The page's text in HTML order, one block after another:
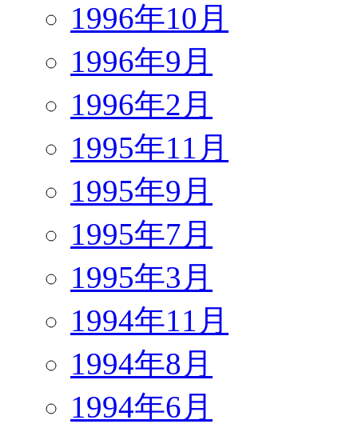
1996年10月
1996年9月
1996年2月
1995年11月
1995年9月
1995年7月
1995年3月
1994年11月
1994年8月
1994年6月